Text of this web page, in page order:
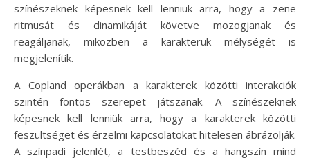
színészeknek képesnek kell lenniük arra, hogy a zene
ritmusát és dinamikáját követve mozogjanak és
reagáljanak, miközben a karakterük mélységét is
megjelenítik.
A Copland operákban a karakterek közötti interakciók
szintén fontos szerepet játszanak. A színészeknek
képesnek kell lenniük arra, hogy a karakterek közötti
feszültséget és érzelmi kapcsolatokat hitelesen ábrázolják.
A színpadi jelenlét, a testbeszéd és a hangszín mind